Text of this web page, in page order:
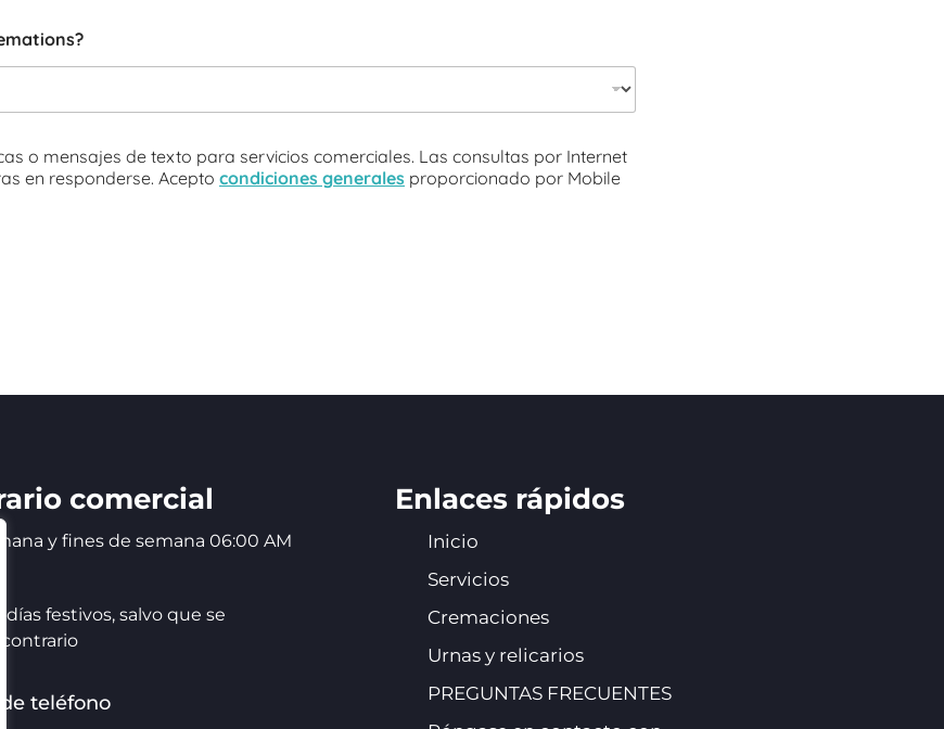
o mensajes de texto para servicios comerciales. Las consultas por Internet
en responderse. Acepto condiciones generales proporcionado por Mobile
comercial
y fines de semana 06:00 AM
festivos, salvo que se
teléfono
Enlaces rápidos
Inicio
Servicios
Cremaciones
Urnas y relicarios
PREGUNTAS FRECUENTES